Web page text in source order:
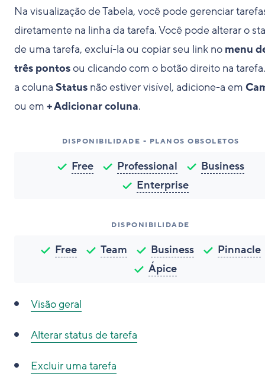
Na visualização de Tabela, você pode gerenciar
diretamente na linha da tarefa. Você pode alterar o
de uma tarefa, excluí-la ou copiar seu link no menu
três pontosou clicando com o botão direito na
a coluna Status não estiver visível, adicione-a em
ou em + Adicionar coluna.
DISPONIBILIDADE - PLANOS OBSOLETOS
Free Professional
Business
Enterprise
DISPONIBILIDADE
Free Team Business
Pinnacle
Ápice
Visão geral
Alterar status de tarefa
Excluir uma tarefa